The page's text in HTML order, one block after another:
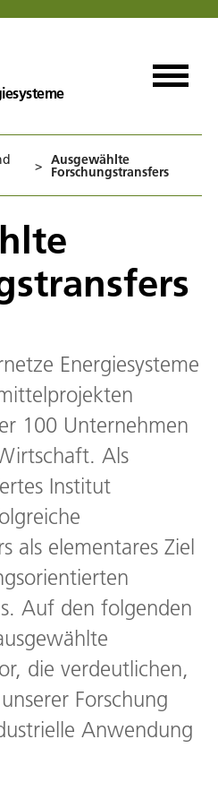
> Ausgewählte
Forschungstransfers
Energiesysteme
100 Unternehmen
Als
Institut
als elementares Ziel
Auf den folgenden
die verdeutlichen,
Forschung
Anwendung